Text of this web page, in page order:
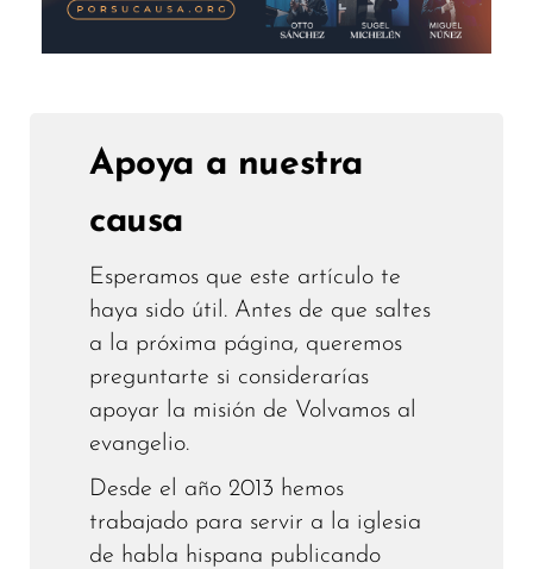
Apoya a nuestra
causa
Esperamos que este artículo te
haya sido útil. Antes de que saltes
a la próxima página, queremos
preguntarte si considerarías
apoyar la misión de Volvamos al
evangelio.
Desde el año 2013 hemos
trabajado para servir a la iglesia
de habla hispana publicando